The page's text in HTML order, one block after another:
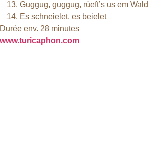
Guggug, guggug, rüeft’s us em Wald
Es schneielet, es beielet
Durée env. 28 minutes
www.turicaphon.com